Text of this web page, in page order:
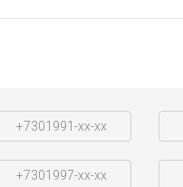
+7301991-xx-xx
+7301997-xx-xx